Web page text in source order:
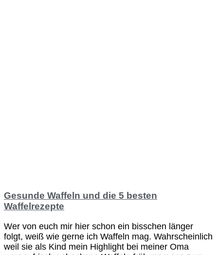
Gesunde Waffeln und die 5 besten
Waffelrezepte
Wer von euch mir hier schon ein bisschen länger
folgt, weiß wie gerne ich Waffeln mag. Wahrscheinlich
weil sie als Kind mein Highlight bei meiner Oma